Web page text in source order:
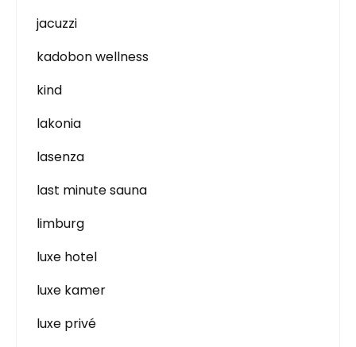
jacuzzi
kadobon wellness
kind
lakonia
lasenza
last minute sauna
limburg
luxe hotel
luxe kamer
luxe privé